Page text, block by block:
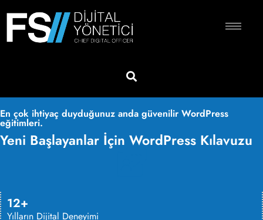
En çok ihtiyaç duyduğunuz anda güvenilir WordPress
eğitimleri.
Yeni Başlayanlar İçin WordPress Kılavuzu
12+
Yılların Dijital Deneyimi